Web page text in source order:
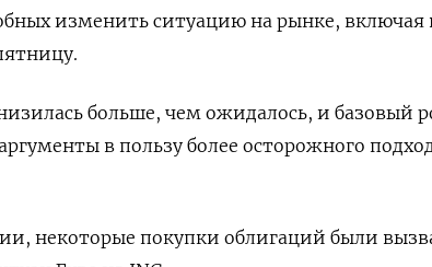
изменить ситуацию на рынке, включая
больше, чем ожидалось, и базовый
в пользу более осторожного
некоторые покупки облигаций были